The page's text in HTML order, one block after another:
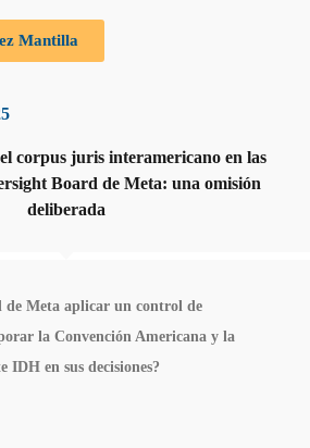
Mantilla
de Meta aplicar un control de
la Convención Americana y la
en sus decisiones?